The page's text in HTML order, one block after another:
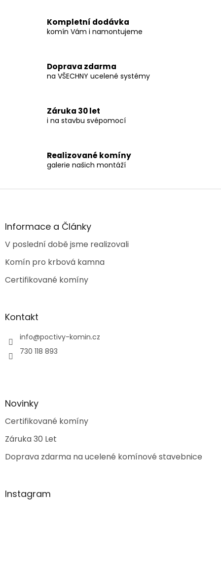
á
d
p
r
ý
s
u
Kompletní dodávka
komín Vám i namontujeme
Doprava zdarma
na VŠECHNY ucelené systémy
Záruka 30 let
i na stavbu svépomocí
Realizované komíny
galerie našich montáží
Z
aInformace a Články
V poslední době jsme realizovali
Komín pro krbová kamna
Certifikované komíny
Kontakt
info@poctivy-komin.cz
730 118 893
Novinky
Certifikované komíny
Záruka 30 Let
Doprava zdarma na ucelené komínové stavebnice
Instagram